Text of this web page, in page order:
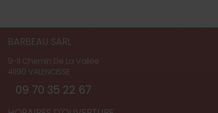
BARBEAU SARL
9-11 Chemin De La Vallée
41190 VALENCISSE
09 70 35 22 67